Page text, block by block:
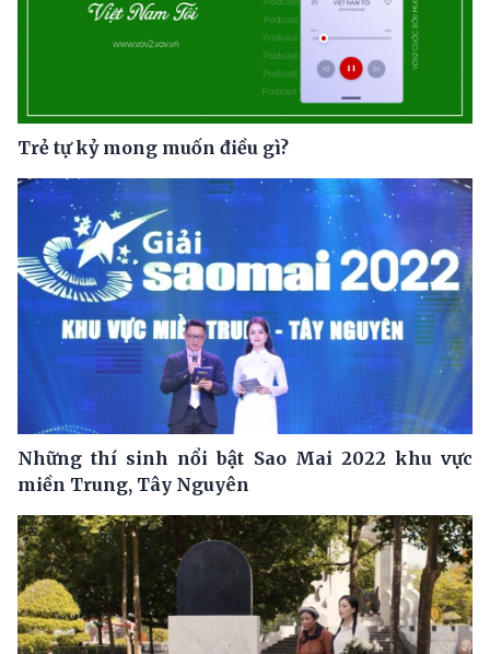
Trẻ tự kỷ mong muốn điều gì?
Những thí sinh nổi bật Sao Mai 2022 khu vực
miền Trung, Tây Nguyên